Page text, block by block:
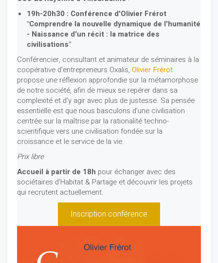
19h-20h30 : Conférence d'Olivier Frérot
"Comprendre la nouvelle dynamique de l'humanité
- Naissance d'un récit : la matrice des
civilisations"
Conférencier, consultant et animateur de séminaires à la
coopérative d’entrepreneurs Oxalis, Olivier Frérot
propose une réflexion approfondie sur la métamorphose
de notre société, afin de mieux se repérer dans sa
complexité et d’y agir avec plus de justesse. Sa pensée
essentielle est que nous basculons d’une civilisation
centrée sur la maîtrise par la rationalité techno-
scientifique vers une civilisation fondée sur la
croissance et le service de la vie.
Prix libre
Accueil à partir de 18h pour échanger avec des
sociétaires d'Habitat & Partage et découvrir les projets
qui recrutent actuellement.
Inscription conférence